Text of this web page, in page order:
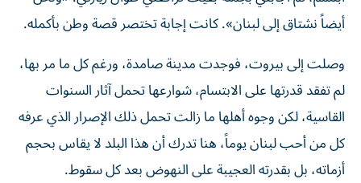
أيضاً نشتاق إلى لبنان». كانت إجابة تختصر قصة وطن بأكمله.
لم تفقد قدرتها على الابتسام، شوارعها تحمل آثار السنوات
القاسية، لكن وجوه أهلها ما زالت تحمل ذلك الإصرار الذي عرفه
كل من أحب لبنان يوماً، هنا تدرك أن هذا البلد لا يقاس بحجم
أزماته، بل بقدرته العجيبة على النهوض بعد كل سقوط.